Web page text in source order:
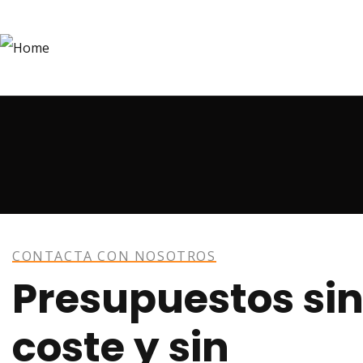
CONTACTA CON NOSOTROS
Presupuestos sin
coste y sin